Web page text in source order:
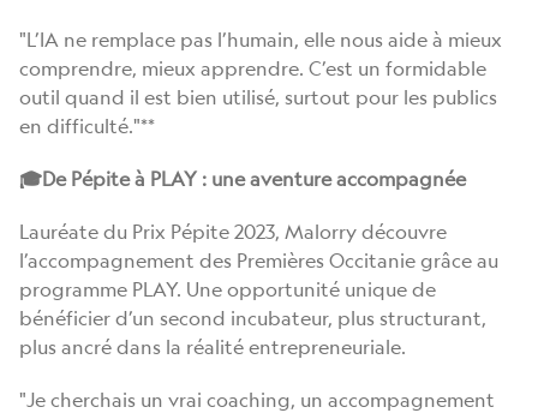
"L’IA ne remplace pas l’humain, elle nous aide à mieux
comprendre, mieux apprendre. C’est un formidable
outil quand il est bien utilisé, surtout pour les publics
en difficulté."**
🎓De Pépite à PLAY : une aventure accompagnée
Lauréate du Prix Pépite 2023, Malorry découvre
l’accompagnement des Premières Occitanie grâce au
programme PLAY. Une opportunité unique de
bénéficier d’un second incubateur, plus structurant,
plus ancré dans la réalité entrepreneuriale.
"Je cherchais un vrai coaching, un accompagnement